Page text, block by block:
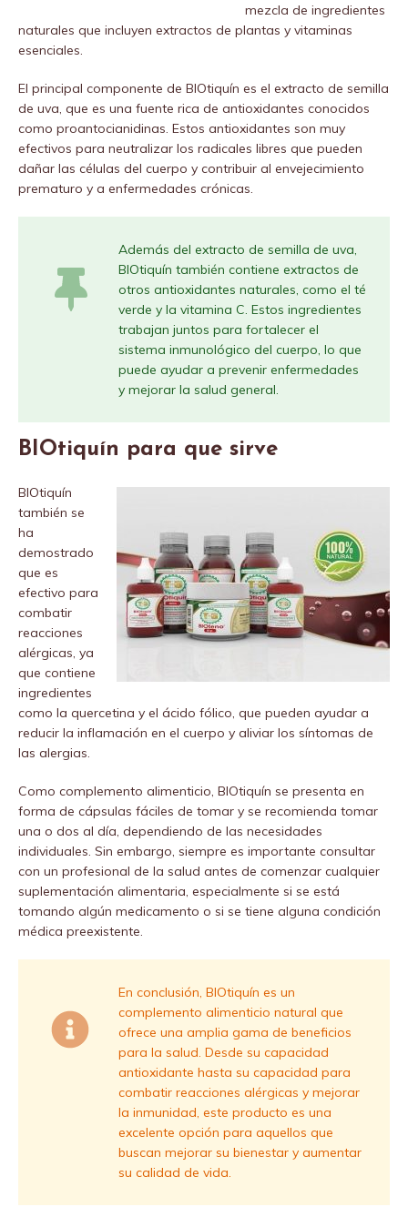
mezcla de ingredientes
naturales que incluyen extractos de plantas y vitaminas
esenciales.
El principal componente de BIOtiquín es el extracto de semilla
de uva, que es una fuente rica de antioxidantes conocidos
como proantocianidinas. Estos antioxidantes son muy
efectivos para neutralizar los radicales libres que pueden
dañar las células del cuerpo y contribuir al envejecimiento
prematuro y a enfermedades crónicas.
Además del extracto de semilla de uva,
BIOtiquín también contiene extractos de
otros antioxidantes naturales, como el té
verde y la vitamina C. Estos ingredientes
trabajan juntos para fortalecer el
sistema inmunológico del cuerpo, lo que
puede ayudar a prevenir enfermedades
y mejorar la salud general.
BIOtiquín para que sirve
BIOtiquín
también se
ha
demostrado
que es
efectivo para
combatir
reacciones
alérgicas, ya
que contiene
ingredientes
como la quercetina y el ácido fólico, que pueden ayudar a
reducir la inflamación en el cuerpo y aliviar los síntomas de
las alergias.
Como complemento alimenticio, BIOtiquín se presenta en
forma de cápsulas fáciles de tomar y se recomienda tomar
una o dos al día, dependiendo de las necesidades
individuales. Sin embargo, siempre es importante consultar
con un profesional de la salud antes de comenzar cualquier
suplementación alimentaria, especialmente si se está
tomando algún medicamento o si se tiene alguna condición
médica preexistente.
En conclusión, BIOtiquín es un
complemento alimenticio natural que
ofrece una amplia gama de beneficios
para la salud. Desde su capacidad
antioxidante hasta su capacidad para
combatir reacciones alérgicas y mejorar
la inmunidad, este producto es una
excelente opción para aquellos que
buscan mejorar su bienestar y aumentar
su calidad de vida.